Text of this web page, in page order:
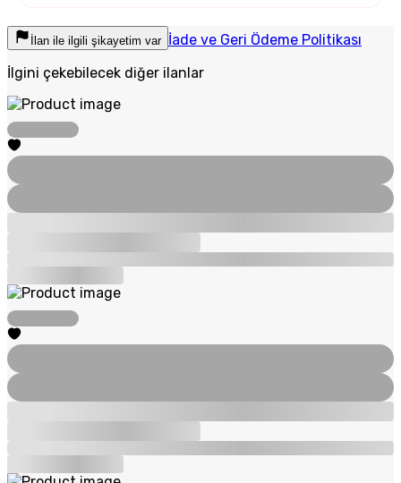
İlan ile ilgili şikayetim var İade ve Geri Ödeme Politikası
İlgini çekebilecek diğer ilanlar